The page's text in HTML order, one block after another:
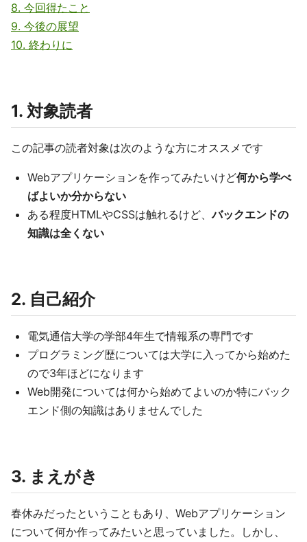
8. 今回得たこと
9. 今後の展望
10. 終わりに
1. 対象読者
この記事の読者対象は次のような方にオススメです
Webアプリケーションを作ってみたいけど何から学べ
ばよいか分からない
ある程度HTMLやCSSは触れるけど、バックエンドの
知識は全くない
2. 自己紹介
電気通信大学の学部4年生で情報系の専門です
プログラミング歴については大学に入ってから始めた
ので3年ほどになります
Web開発については何から始めてよいのか特にバック
エンド側の知識はありませんでした
3. まえがき
春休みだったということもあり、Webアプリケーション
について何か作ってみたいと思っていました。しかし、